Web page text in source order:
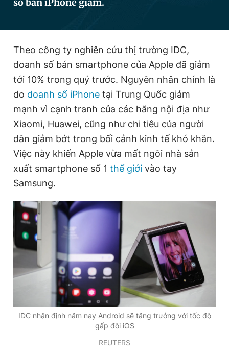
Theo dõi báo trên
Hotline
0906 645 777
Liên hệ quảng cáo
0908 780 404
Đặt báo Quảng cáo RSS Tòa soạn Chính sách bảo
Tổng biên tập: Nguyễn Ngọc Toàn
Phó tổng biên tập: Lâm Hiếu Dũng
Phó tổng biên tập: Trần Việt Hưng
Tổng thư ký tòa soạn: Đức Trung
Giấy phép xuất bản số 110/GP - BTTTT cấp ngày 24.3.2020
© 2003-2026 Bản quyền thuộc về Báo Thanh Niên. Cấm sao
chép dưới mọi hình thức nếu không có sự chấp thuận bằng văn
bản. Phát triển bởi ePi Technologies, JSC.
Theo công ty nghiên cứu thị trường IDC,
doanh số bán smartphone của Apple đã giảm
tới 10% trong quý trước. Nguyên nhân chính là
do doanh số iPhone tại Trung Quốc giảm
mạnh vì cạnh tranh của các hãng nội địa như
Xiaomi, Huawei, cũng như chi tiêu của người
dân giảm bớt trong bối cảnh kinh tế khó khăn.
Việc này khiến Apple vừa mất ngôi nhà sản
xuất smartphone số 1 thế giới vào tay
Samsung.
IDC nhận định năm nay Android sẽ tăng trưởng với tốc độ
gấp đôi iOS
REUTERS